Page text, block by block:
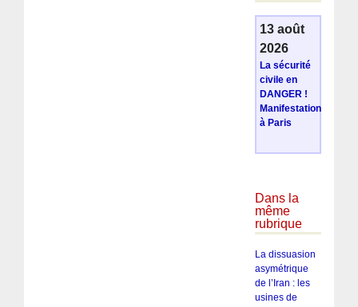
13 août
2026
La sécurité
civile en
DANGER !
Manifestation
à Paris
Dans la
même
rubrique
La dissuasion
asymétrique
de l’Iran : les
usines de